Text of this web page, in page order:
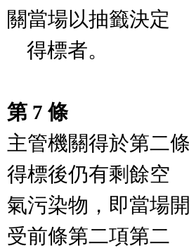
關當場以抽籤決定
第 7 條
主管機關得於第二
得標後仍有剩餘空
氣污染物，即當場
受前條第二項第二